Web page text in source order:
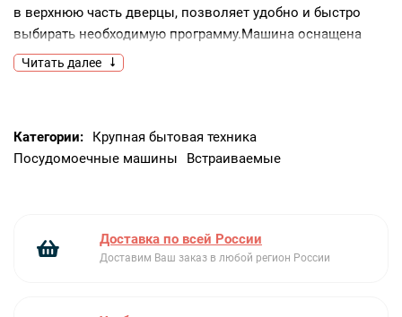
в верхнюю часть дверцы, позволяет удобно и быстро
выбирать необходимую программу.Машина оснащена
инверторным двигателем EcoSilence Drive, который
обеспечивает тихую и эффективную работу.
семей. Машина предлагает 8 стандартных программ
мытья и 6 температурных режимов, включая быструю,
качества. Режим половинной загрузки позволяет
сушку даже пластиковой посуды. Система AquaSensor
Читать далее
Категории:
Крупная бытовая техника
Посудомоечные машины
Встраиваемые
Доставка по всей России
Доставим Ваш заказ в любой регион России